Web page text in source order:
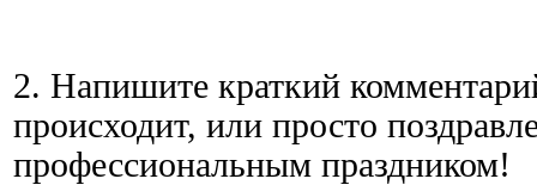
2. Напишите краткий
происходит, или просто
профессиональным праздником!